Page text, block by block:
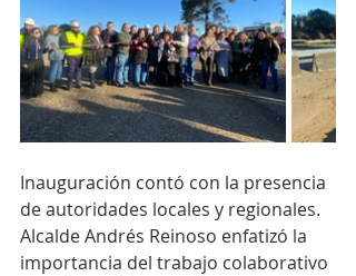
Inauguración contó con la presencia
de autoridades locales y regionales.
Alcalde Andrés Reinoso enfatizó la
importancia del trabajo colaborativo